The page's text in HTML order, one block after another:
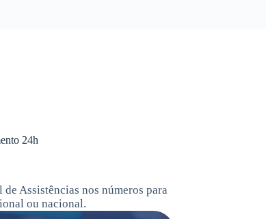
24h
Assistências nos números para
ou nacional.